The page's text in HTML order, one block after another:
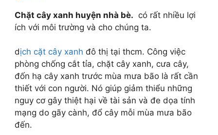
Chặt cây xanh huyện nhà bè. có rất nhiều lợi
ích với môi trường và cho chúng ta.
dịch cặt cây xanh đô thị tại thcm. Công việc
phòng chống cắt tỉa, chặt cây xanh, cưa cây,
đốn hạ cây xanh trước mùa mưa bão là rất cần
thiết với con người. Nó giúp giảm thiểu những
nguy cơ gây thiệt hại về tài sản và đe dọa tính
mạng do gãy cành, đổ cây mỗi mùa mưa bão
đến.